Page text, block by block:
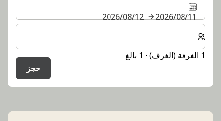
11‏/08‏/2026
12‏/08‏/2026
حدد عدد الغرف والضيوف لإقامتك
1 الغرفة (الغرف) ⋅ 1 بالغ
حجز